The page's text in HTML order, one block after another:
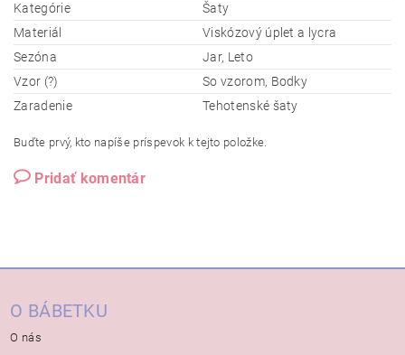
Kategórie
Šaty
Materiál
Viskózový úplet a lycra
Sezóna
Jar, Leto
Vzor (?)
So vzorom, Bodky
Zaradenie
Tehotenské šaty
Buďte prvý, kto napíše príspevok k tejto položke.
Pridať komentár
O BÁBETKU
O nás